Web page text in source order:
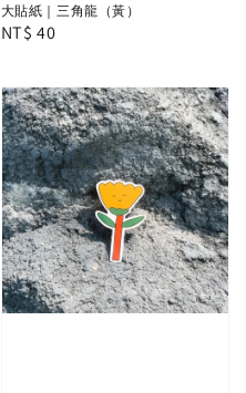
大貼紙｜三角龍（黃）
Regular
NT$ 40